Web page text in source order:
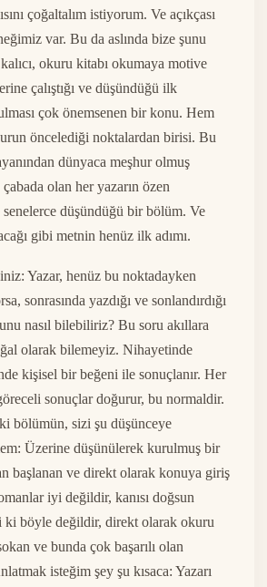
çoğaltalım istiyorum. Ve açıkçası
var. Bu da aslında bize şunu
okuru kitabı okumaya motive
çalıştığı ve düşündüğü ilk
çok önemsenen bir konu. Hem
öncelediği noktalardan birisi. Bu
dünyaca meşhur olmuş
olan her yazarın özen
düşündüğü bir bölüm. Ve
gibi metnin henüz ilk adımı.
Yazar, henüz bu noktadayken
sonrasında yazdığı ve sonlandırdığı
nasıl bilebiliriz? Bu soru akıllara
olarak bilemeyiz. Nihayetinde
kişisel bir beğeni ile sonuçlanır. Her
sonuçlar doğurur, bu normaldir.
bölümün, sizi şu düşünceye
Üzerine düşünülerek kurulmuş bir
başlanan ve direkt olarak konuya giriş
iyi değildir, kanısı doğsun
ki böyle değildir, direkt olarak okuru
ve bunda çok başarılı olan
isteğim şey şu kısaca: Yazarı